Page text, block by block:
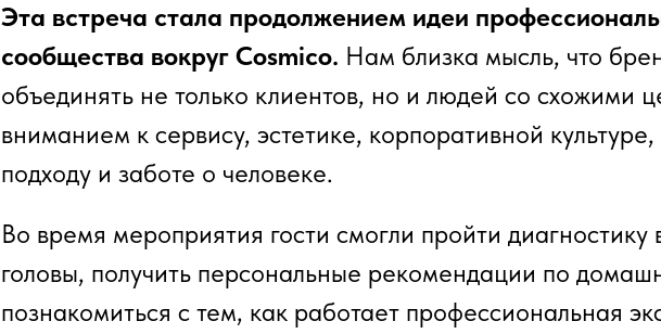
Эта встреча стала продолжением идеи
сообщества вокруг Cosmico. Нам близка мысль, что
объединять не только клиентов, но и людей со схожими
вниманием к сервису, эстетике, корпоративной
подходу и заботе о человеке.
Во время мероприятия гости смогли пройти диагностику
головы, получить персональные рекомендации по
познакомиться с тем, как работает профессиональная